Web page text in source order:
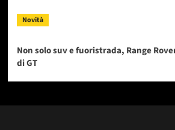
Novità
Non solo suv e fuoristrada, Range
di GT